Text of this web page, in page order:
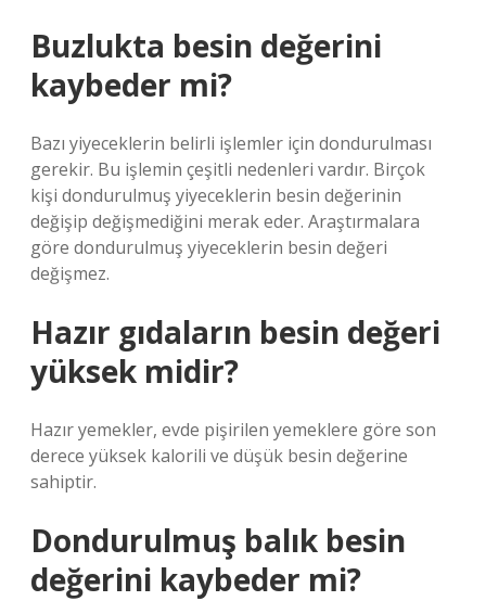
Buzlukta besin değerini
kaybeder mi?
Bazı yiyeceklerin belirli işlemler için dondurulması
gerekir. Bu işlemin çeşitli nedenleri vardır. Birçok
kişi dondurulmuş yiyeceklerin besin değerinin
değişip değişmediğini merak eder. Araştırmalara
göre dondurulmuş yiyeceklerin besin değeri
değişmez.
Hazır gıdaların besin değeri
yüksek midir?
Hazır yemekler, evde pişirilen yemeklere göre son
derece yüksek kalorili ve düşük besin değerine
sahiptir.
Dondurulmuş balık besin
değerini kaybeder mi?